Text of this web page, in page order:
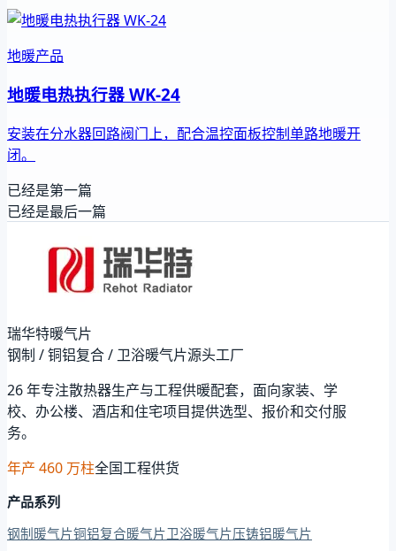
地暖产品
地暖电热执行器 WK-24
安装在分水器回路阀门上，配合温控面板控制单路地暖开
闭。
已经是第一篇
已经是最后一篇
瑞华特暖气片
钢制 / 铜铝复合 / 卫浴暖气片源头工厂
26 年专注散热器生产与工程供暖配套，面向家装、学
校、办公楼、酒店和住宅项目提供选型、报价和交付服
务。
年产 460 万柱全国工程供货
产品系列
钢制暖气片铜铝复合暖气片卫浴暖气片压铸铝暖气片